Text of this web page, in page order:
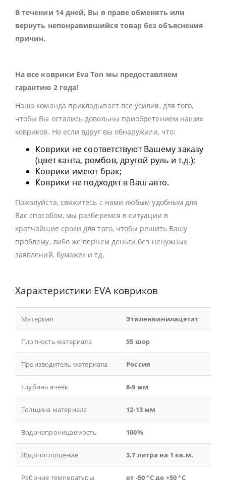
В течении 14 дней, Вы в праве обменять или
вернуть непонравившийся товар без объяснения
причин.
На все коврики Eva Ton мы предоставляем
гарантию 2 года!
Наша команда прикладывает все усилия, для того,
чтобы Вы остались довольны приобретением наших
ковриков. Но если вдруг вы обнаружили, что:
Коврики не соответствуют Вашему заказу
(цвет канта, ромбов, другой руль и т.д.);
Коврики имеют брак;
Коврики не подходят в Ваш авто.
Пожалуйста, свяжитесь с нами любым удобным для
Вас способом, мы разберемся в ситуации в
кратчайшие сроки для того, чтобы решить Вашу
проблему, либо же вернем деньги без ненужных
заявлений, бумажек и тд.
Характеристики EVA ковриков
Материал Этиленвинилацетат
Плотность материала 55 шор
Производитель материала Россия
Глубина ячеек 8-9 мм
Толщина материала 12-13 мм
Водонепроницаемость 100%
Водопоглощение 3,7 литра на 1 кв.м.
Рабочие температуры от -50 °С до +50 °С